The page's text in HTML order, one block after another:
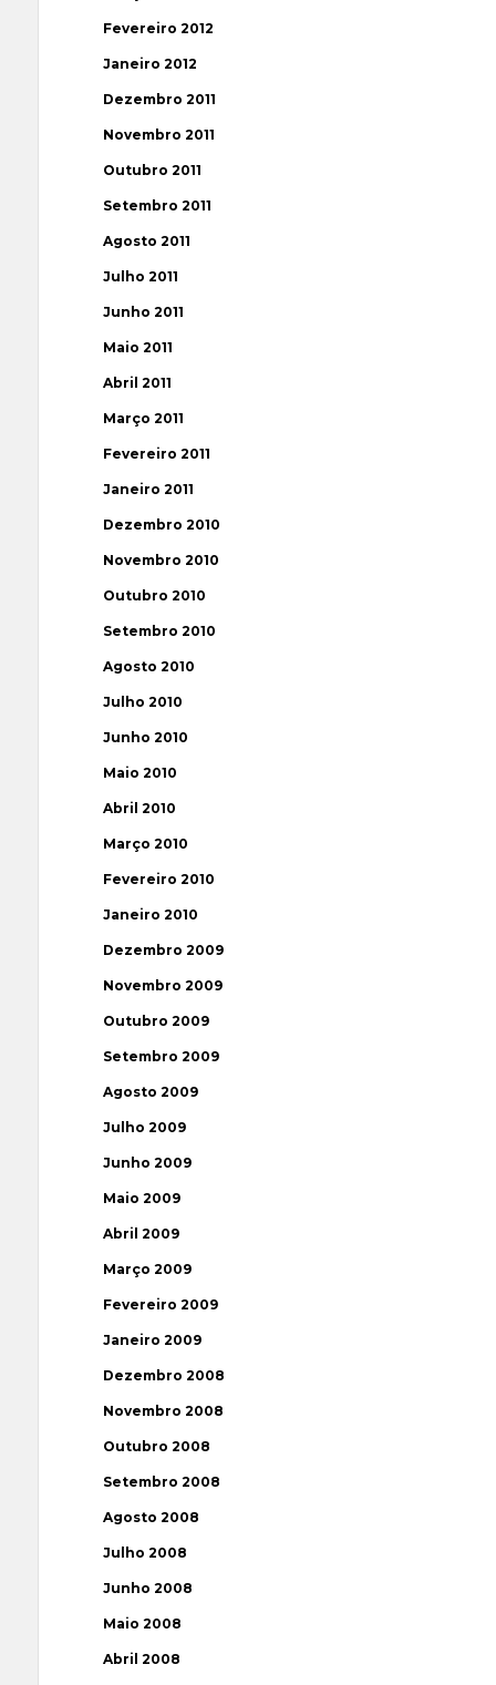
Fevereiro 2012
Janeiro 2012
Dezembro 2011
Novembro 2011
Outubro 2011
Setembro 2011
Agosto 2011
Julho 2011
Junho 2011
Maio 2011
Abril 2011
Março 2011
Fevereiro 2011
Janeiro 2011
Dezembro 2010
Novembro 2010
Outubro 2010
Setembro 2010
Agosto 2010
Julho 2010
Junho 2010
Maio 2010
Abril 2010
Março 2010
Fevereiro 2010
Janeiro 2010
Dezembro 2009
Novembro 2009
Outubro 2009
Setembro 2009
Agosto 2009
Julho 2009
Junho 2009
Maio 2009
Abril 2009
Março 2009
Fevereiro 2009
Janeiro 2009
Dezembro 2008
Novembro 2008
Outubro 2008
Setembro 2008
Agosto 2008
Julho 2008
Junho 2008
Maio 2008
Abril 2008